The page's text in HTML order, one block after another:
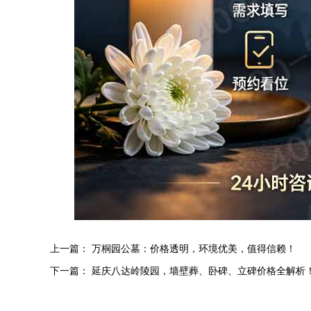
上一篇： 万桐园公墓：价格透明，环境优美，值得信赖！
下一篇： 延庆八达岭陵园，墙壁葬、卧碑、立碑价格全解析